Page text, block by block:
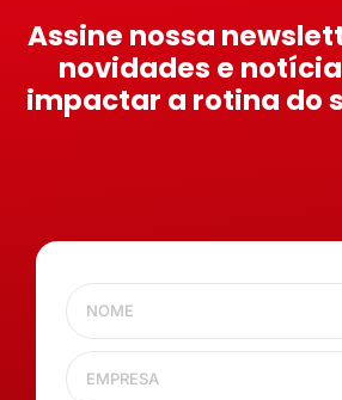
Assine nossa
novidades e
impactar a rotina do